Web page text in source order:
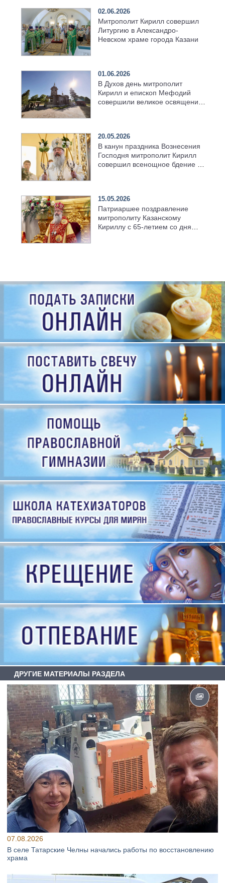
02.06.2026
Митрополит Кирилл совершил
Литургию в Александро-
Невском храме города Казани
01.06.2026
В Духов день митрополит
Кирилл и епископ Мефодий
совершили великое освящение
20.05.2026
В канун праздника Вознесения
Господня митрополит Кирилл
совершил всенощное бдение в
15.05.2026
Патриаршее поздравление
митрополиту Казанскому
Кириллу с 65-летием со дня
ДРУГИЕ МАТЕРИАЛЫ РАЗДЕЛА
07.08.2026
В селе Татарские Челны начались работы по восстановлению
храма